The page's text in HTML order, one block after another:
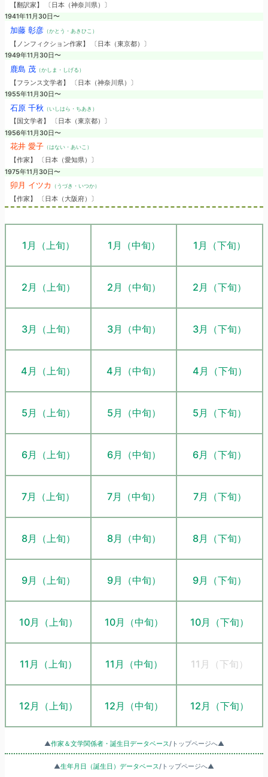
【翻訳家】 〔日本（神奈川県）〕
1941年11月30日〜
加藤 彰彦（かとう・あきひこ）
【ノンフィクション作家】 〔日本（東京都）〕
1949年11月30日〜
鹿島 茂（かしま・しげる）
【フランス文学者】 〔日本（神奈川県）〕
1955年11月30日〜
石原 千秋 （いしはら・ちあき）
【国文学者】 〔日本（東京都）〕
1956年11月30日〜
花井 愛子（はない・あいこ）
【作家】 〔日本（愛知県）〕
1975年11月30日〜
卯月 イツカ （うづき・いつか）
【作家】 〔日本（大阪府）〕
1月（上旬） 1月（中旬） 1月（下旬）
2月（上旬） 2月（中旬） 2月（下旬）
3月（上旬） 3月（中旬） 3月（下旬）
4月（上旬） 4月（中旬） 4月（下旬）
5月（上旬） 5月（中旬） 5月（下旬）
6月（上旬） 6月（中旬） 6月（下旬）
7月（上旬） 7月（中旬） 7月（下旬）
8月（上旬） 8月（中旬） 8月（下旬）
9月（上旬） 9月（中旬） 9月（下旬）
10月（上旬） 10月（中旬） 10月（下旬）
11月（上旬） 11月（中旬） 11月（下旬）
12月（上旬） 12月（中旬） 12月（下旬）
▲作家＆文学関係者・誕生日データベース/トップページへ▲
▲生年月日（誕生日）データベース/トップページへ▲